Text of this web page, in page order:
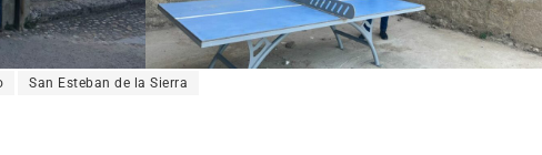
San Esteban de la Sierra